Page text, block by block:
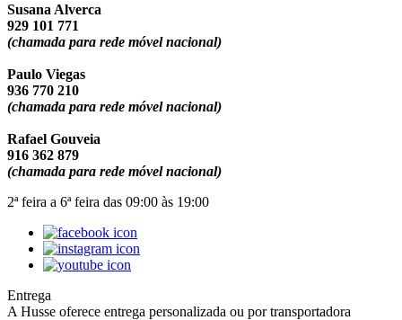
Susana Alverca
929 101 771
(chamada para rede móvel nacional)
Paulo Viegas
936 770 210
(chamada para rede móvel nacional)
Rafael Gouveia
916 362 879
(chamada para rede móvel nacional)
2ª feira a 6ª feira das 09:00 às 19:00
Entrega
A Husse oferece entrega personalizada ou por transportadora